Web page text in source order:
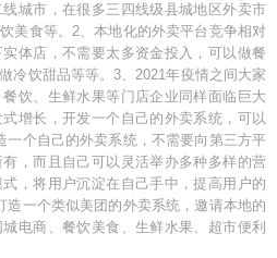
城市，在很多三四线级县城地区外卖市
美食等。2、本地化的外卖平台竞争相对
体店，不需要太多资金投入，可以做餐
冷饮甜品等等。3、2021年疫情之间大家
饮、生鲜水果等门店企业同样面临巨大
增长，开发一个自己的外卖系统，可以
一个自己的外卖系统，不需要向第三方平
，而且自己可以灵活举办多种多样的营
，将用户沉淀在自己手中，提高用户的
造一个类似美团的外卖系统，邀请本地的
电商、餐饮美食、生鲜水果、超市便利